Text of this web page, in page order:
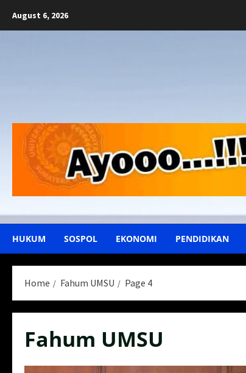
August 6, 2026
HUKUM SOSPOL EKONOMI PENDIDIKAN
Home Fahum UMSU Page 4
Fahum UMSU